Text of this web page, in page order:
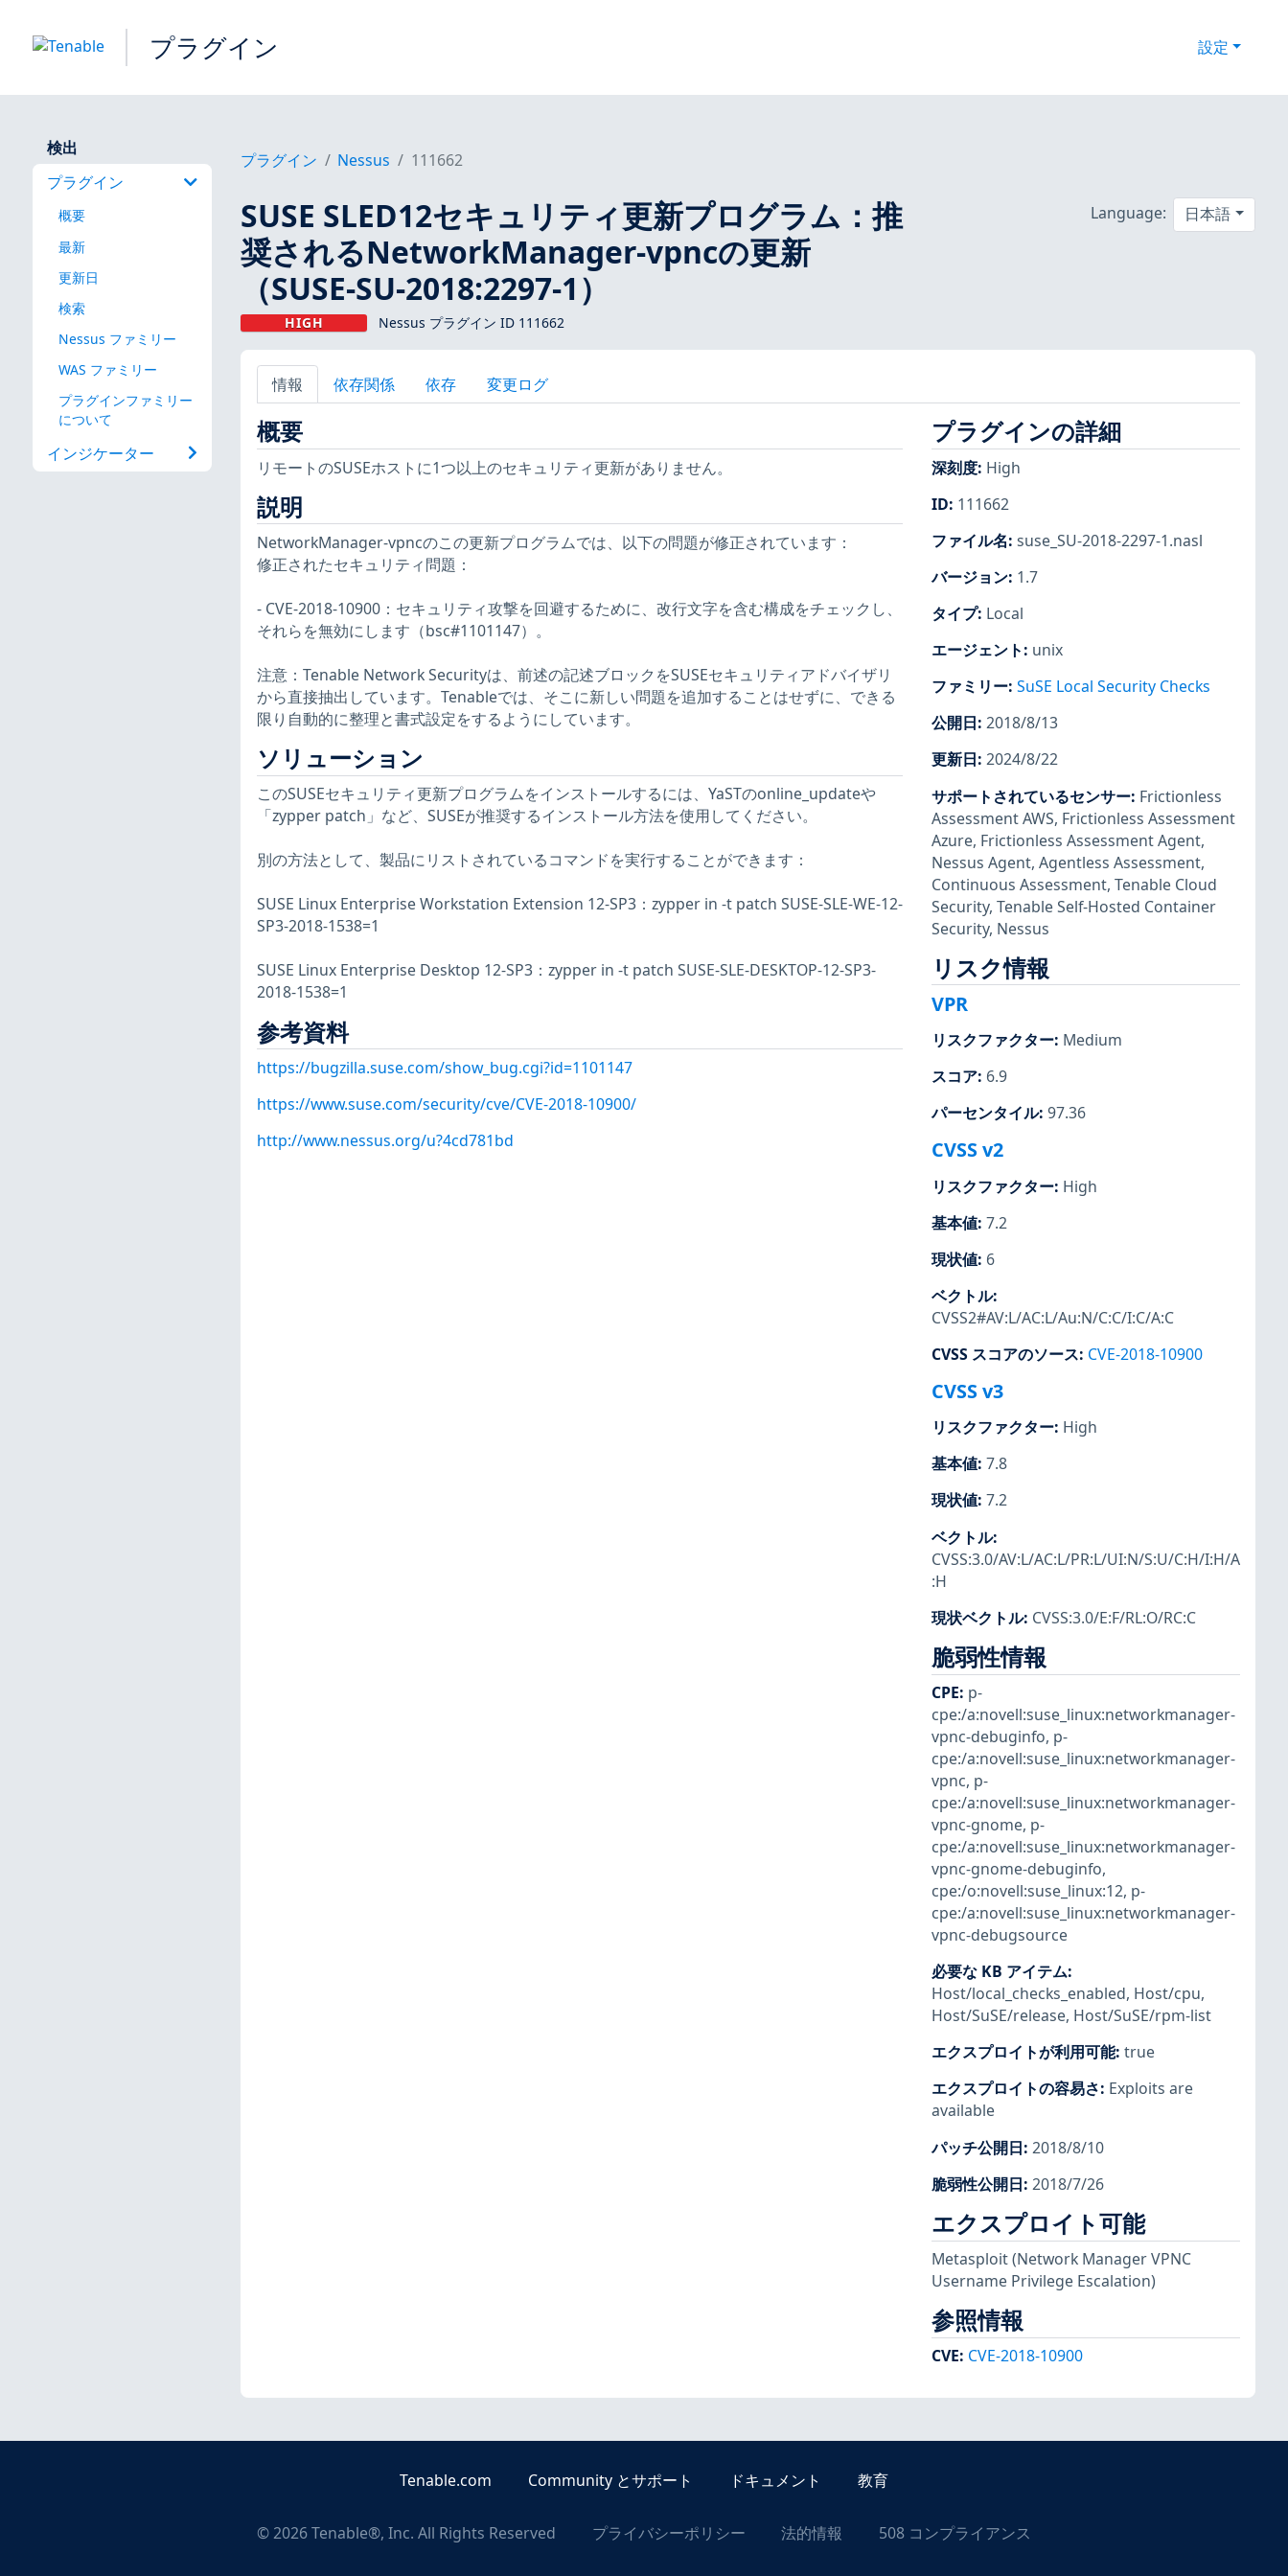
プラグイン 設定
検出
プラグイン
概要
最新
更新日
検索
Nessus ファミリー
WAS ファミリー
プラグインファミリー
について
インジケーター
プラグイン Nessus 111662
SUSE SLED12セキュリティ更新プログラム：推
奨されるNetworkManager-vpncの更新
（SUSE-SU-2018:2297-1）
HIGH Nessus プラグイン ID 111662
Language: 日本語
情報 依存関係 依存 変更ログ
概要
リモートのSUSEホストに1つ以上のセキュリティ更新がありません。
説明
NetworkManager-vpncのこの更新プログラムでは、以下の問題が修正されています：
修正されたセキュリティ問題：
- CVE-2018-10900：セキュリティ攻撃を回避するために、改行文字を含む構成をチェックし、
それらを無効にします（bsc#1101147）。
注意：Tenable Network Securityは、前述の記述ブロックをSUSEセキュリティアドバイザリ
から直接抽出しています。Tenableでは、そこに新しい問題を追加することはせずに、できる
限り自動的に整理と書式設定をするようにしています。
ソリューション
このSUSEセキュリティ更新プログラムをインストールするには、YaSTのonline_updateや
「zypper patch」など、SUSEが推奨するインストール方法を使用してください。
別の方法として、製品にリストされているコマンドを実行することができます：
SUSE Linux Enterprise Workstation Extension 12-SP3：zypper in -t patch SUSE-SLE-WE-12-
SP3-2018-1538=1
SUSE Linux Enterprise Desktop 12-SP3：zypper in -t patch SUSE-SLE-DESKTOP-12-SP3-
2018-1538=1
参考資料
https://bugzilla.suse.com/show_bug.cgi?id=1101147
https://www.suse.com/security/cve/CVE-2018-10900/
http://www.nessus.org/u?4cd781bd
プラグインの詳細
深刻度: High
ID: 111662
ファイル名: suse_SU-2018-2297-1.nasl
バージョン: 1.7
タイプ: Local
エージェント: unix
ファミリー: SuSE Local Security Checks
公開日: 2018/8/13
更新日: 2024/8/22
サポートされているセンサー: Frictionless
Assessment AWS, Frictionless Assessment
Azure, Frictionless Assessment Agent,
Nessus Agent, Agentless Assessment,
Continuous Assessment, Tenable Cloud
Security, Tenable Self-Hosted Container
Security, Nessus
リスク情報
VPR
リスクファクター: Medium
スコア: 6.9
パーセンタイル: 97.36
CVSS v2
リスクファクター: High
基本値: 7.2
現状値: 6
ベクトル:
CVSS2#AV:L/AC:L/Au:N/C:C/I:C/A:C
CVSS スコアのソース: CVE-2018-10900
CVSS v3
リスクファクター: High
基本値: 7.8
現状値: 7.2
ベクトル:
CVSS:3.0/AV:L/AC:L/PR:L/UI:N/S:U/C:H/I:H/A
:H
現状ベクトル: CVSS:3.0/E:F/RL:O/RC:C
脆弱性情報
CPE: p-
cpe:/a:novell:suse_linux:networkmanager-
vpnc-debuginfo, p-
cpe:/a:novell:suse_linux:networkmanager-
vpnc, p-
cpe:/a:novell:suse_linux:networkmanager-
vpnc-gnome, p-
cpe:/a:novell:suse_linux:networkmanager-
vpnc-gnome-debuginfo,
cpe:/o:novell:suse_linux:12, p-
cpe:/a:novell:suse_linux:networkmanager-
vpnc-debugsource
必要な KB アイテム:
Host/local_checks_enabled, Host/cpu,
Host/SuSE/release, Host/SuSE/rpm-list
エクスプロイトが利用可能: true
エクスプロイトの容易さ: Exploits are
available
パッチ公開日: 2018/8/10
脆弱性公開日: 2018/7/26
エクスプロイト可能
Metasploit(Network Manager VPNC
Username Privilege Escalation)
参照情報
CVE: CVE-2018-10900
Tenable.com Community とサポート ドキュメント 教育
©2026Tenable®, Inc. All Rights Reserved プライバシーポリシー 法的情報 508 コンプライアンス